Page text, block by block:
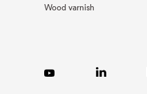
Wood varnish